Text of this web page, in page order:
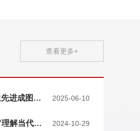
查看更多+
热烈祝贺我校学子在第十八届全国大学生先进成图技术与产品信息建... 2025-06-10
我校学子在吉林省2024“外研社·国才杯”“理解当代中国”外语能... 2024-10-29